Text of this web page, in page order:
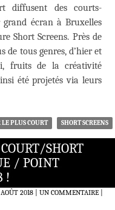
diffusent des courts-
grand écran à Bruxelles
Short Screens. Près de
de tous genres, d’hier et
fruits de la créativité
été projetés via leurs
LE PLUS COURT SHORT SCREENS
SHORT
/ POINT
!
2018 UN COMMENTAIRE|